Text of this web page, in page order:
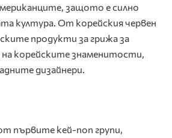
защото е силно
култура. От корейския червен
продукти за грижа за
корейските знаменитости,
дизайнери.
първите кей-поп групи,